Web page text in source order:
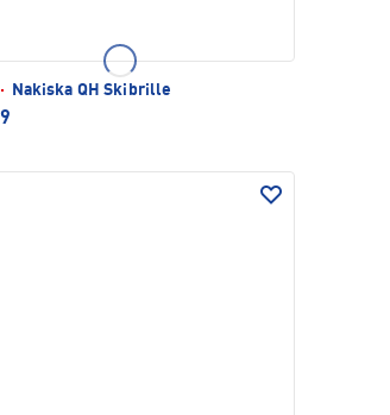
· Nakiska QH Skibrille